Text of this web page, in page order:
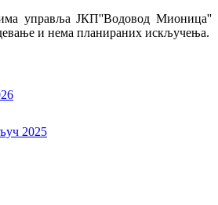
управља ЈКП''Водовод Мионица''
и нема планираних искључења.
2025